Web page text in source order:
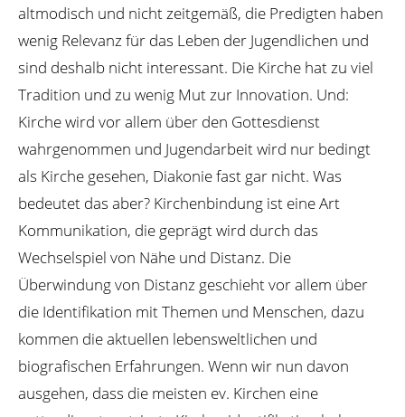
altmodisch und nicht zeitgemäß, die Predigten haben
wenig Relevanz für das Leben der Jugendlichen und
sind deshalb nicht interessant. Die Kirche hat zu viel
Tradition und zu wenig Mut zur Innovation. Und:
Kirche wird vor allem über den Gottesdienst
wahrgenommen und Jugendarbeit wird nur bedingt
als Kirche gesehen, Diakonie fast gar nicht. Was
bedeutet das aber? Kirchenbindung ist eine Art
Kommunikation, die geprägt wird durch das
Wechselspiel von Nähe und Distanz. Die
Überwindung von Distanz geschieht vor allem über
die Identifikation mit Themen und Menschen, dazu
kommen die aktuellen lebensweltlichen und
biografischen Erfahrungen. Wenn wir nun davon
ausgehen, dass die meisten ev. Kirchen eine